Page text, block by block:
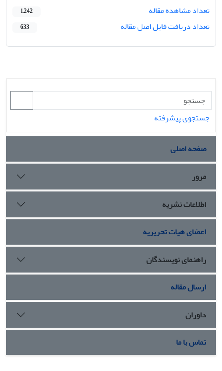
تعداد مشاهده مقاله
1,242
تعداد دریافت فایل اصل مقاله 633
جستجوی پیشرفته
صفحه اصلی
مرور
اطلاعات نشریه
اعضای هیات تحریریه
راهنمای نویسندگان
ارسال مقاله
داوران
تماس با ما